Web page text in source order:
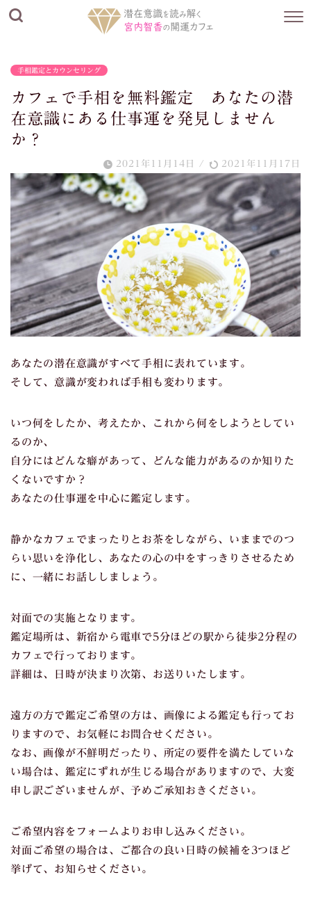
手相鑑定とカウンセリング
カフェで手相を無料鑑定 あなたの潜
在意識にある仕事運を発見しません
か？
2021年11月14日 / 2021年11月17日
あなたの潜在意識がすべて手相に表れています。
そして、意識が変われば手相も変わります。
いつ何をしたか、考えたか、これから何をしようとしてい
るのか、
自分にはどんな癖があって、どんな能力があるのか知りた
くないですか？
あなたの仕事運を中心に鑑定します。
静かなカフェでまったりとお茶をしながら、いままでのつ
らい思いを浄化し、あなたの心の中をすっきりさせるため
に、一緒にお話ししましょう。
対面での実施となります。
鑑定場所は、新宿から電車で5分ほどの駅から徒歩2分程の
カフェで行っております。
詳細は、日時が決まり次第、お送りいたします。
遠方の方で鑑定ご希望の方は、画像による鑑定も行ってお
りますので、お気軽にお問合せください。
なお、画像が不鮮明だったり、所定の要件を満たしていな
い場合は、鑑定にずれが生じる場合がありますので、大変
申し訳ございませんが、予めご承知おきください。
ご希望内容をフォームよりお申し込みください。
対面ご希望の場合は、ご都合の良い日時の候補を3つほど
挙げて、お知らせください。